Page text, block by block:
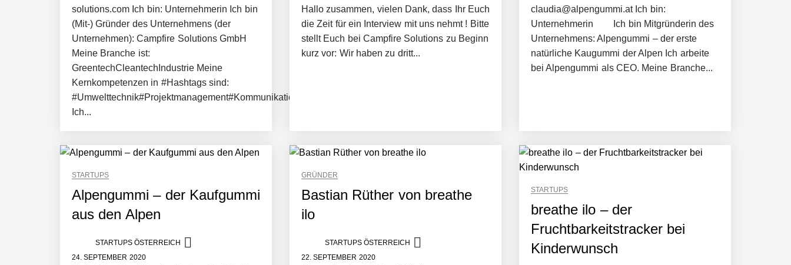
solutions.com Ich bin: Unternehmerin Ich bin
(Mit-) Gründer des Unternehmens (der
Unternehmen): Campfire Solutions GmbH
Meine Branche ist:
GreentechCleantechIndustrie Meine
Kernkompetenzen in #Hashtags sind:
#Umwelttechnik#Projektmanagement#Kommunikation#Strategie
Ich...
Hallo zusammen, vielen Dank, dass Ihr Euch
die Zeit für ein Interview mit uns nehmt ! Bitte
stellt Euch bei Campfire Solutions zu Beginn
kurz vor: Wir haben zu dritt...
claudia@alpengummi.at Ich bin:
Unternehmerin Ich bin Mitgründerin des
Unternehmens: Alpengummi – der erste
natürliche Kaugummi der Alpen Ich arbeite
bei Alpengummi als CEO. Meine Branche...
STARTUPS
Alpengummi – der Kaufgummi
aus den Alpen
STARTUPS ÖSTERREICH
24. SEPTEMBER 2020
GRÜNDER
Bastian Rüther von breathe
ilo
STARTUPS ÖSTERREICH
22. SEPTEMBER 2020
STARTUPS
breathe ilo – der
Fruchtbarkeitstracker bei
Kinderwunsch